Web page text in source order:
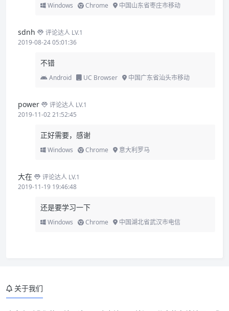
Windows Chrome 中国山东省枣庄市移动
sdnh
评论达人 LV.1
2019-08-24 05:01:36
不错
Android UC Browser 中国广东省汕头市移动
power
评论达人 LV.1
2019-11-02 21:52:45
正好需要，感谢
Windows Chrome 意大利罗马
大在
评论达人 LV.1
2019-11-19 19:46:48
还是要学习一下
Windows Chrome 中国湖北省武汉市电信
关于我们